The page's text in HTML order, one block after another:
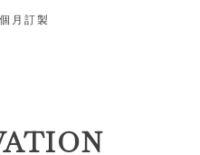
月訂製